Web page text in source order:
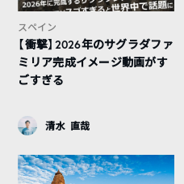
スペイン
【衝撃】2026年のサグラダファ
ミリア完成イメージ動画がす
ごすぎる
清水 直哉